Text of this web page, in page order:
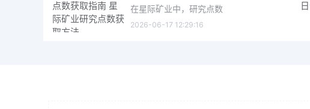
在星际矿业中，研究点数
2026-06-17 12:29:16